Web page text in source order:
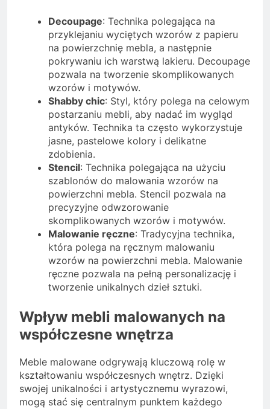
Decoupage: Technika polegająca na
przyklejaniu wyciętych wzorów z papieru
na powierzchnię mebla, a następnie
pokrywaniu ich warstwą lakieru. Decoupage
pozwala na tworzenie skomplikowanych
wzorów i motywów.
Shabby chic: Styl, który polega na celowym
postarzaniu mebli, aby nadać im wygląd
antyków. Technika ta często wykorzystuje
jasne, pastelowe kolory i delikatne
zdobienia.
Stencil: Technika polegająca na użyciu
szablonów do malowania wzorów na
powierzchni mebla. Stencil pozwala na
precyzyjne odwzorowanie
skomplikowanych wzorów i motywów.
Malowanie ręczne: Tradycyjna technika,
która polega na ręcznym malowaniu
wzorów na powierzchni mebla. Malowanie
ręczne pozwala na pełną personalizację i
tworzenie unikalnych dzieł sztuki.
Wpływ mebli malowanych na
współczesne wnętrza
Meble malowane odgrywają kluczową rolę w
kształtowaniu współczesnych wnętrz. Dzięki
swojej unikalności i artystycznemu wyrazowi,
mogą stać się centralnym punktem każdego